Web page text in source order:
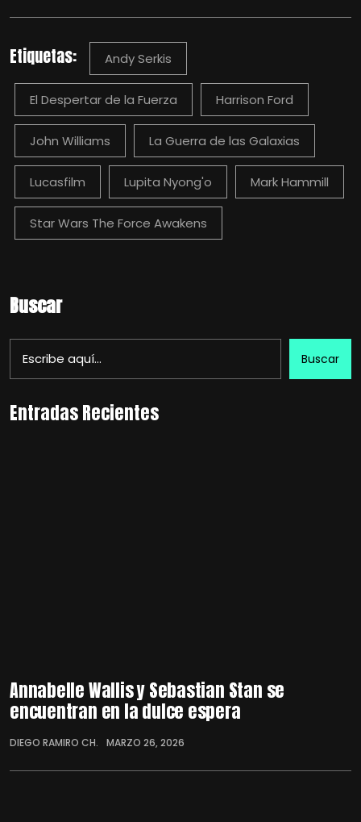
Etiquetas: Andy Serkis
El Despertar de la Fuerza Harrison Ford
John Williams La Guerra de las Galaxias
Lucasfilm Lupita Nyong'o Mark Hammill
Star Wars The Force Awakens
Buscar
Buscar
Entradas Recientes
Annabelle Wallis y Sebastian Stan se
encuentran en la dulce espera
DIEGO RAMIRO CH. MARZO 26, 2026